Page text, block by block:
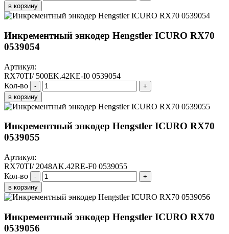
в корзину
Инкрементный энкодер Hengstler ICURO RX70
0539054
Артикул:
RX70TI/ 500EK.42KE-I0 0539054
Кол-во
-
+
в корзину
Инкрементный энкодер Hengstler ICURO RX70
0539055
Артикул:
RX70TI/ 2048AK.42RE-F0 0539055
Кол-во
-
+
в корзину
Инкрементный энкодер Hengstler ICURO RX70
0539056